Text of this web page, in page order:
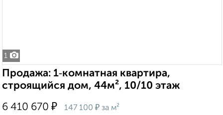
1
Продажа: 1‑комнатная квартира,
строящийся дом, 44м², 10/10 этаж
6 410 670 ₽ 147 100 ₽ за м²